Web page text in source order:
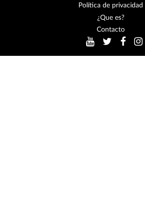
Política de privacidad
¿Que es?
Contacto